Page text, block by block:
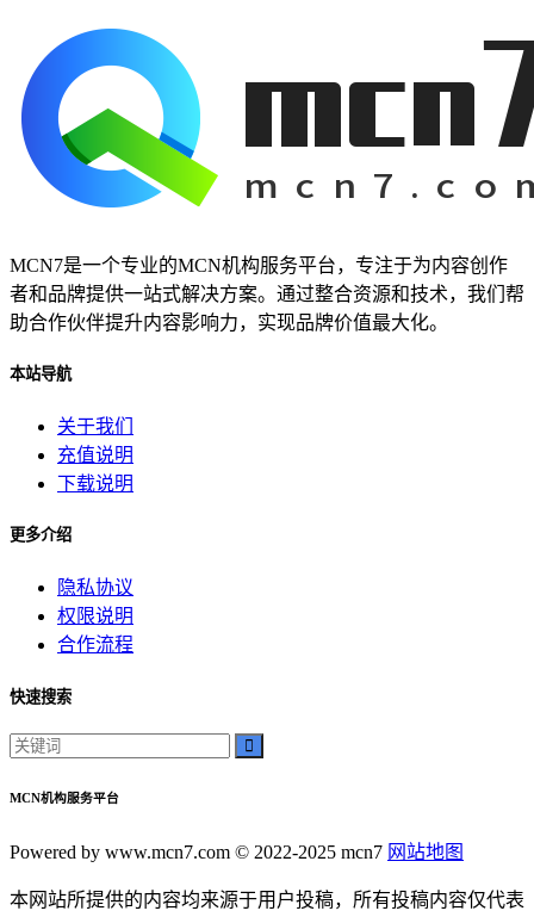
MCN7是一个专业的MCN机构服务平台，专注于为内容创作
者和品牌提供一站式解决方案。通过整合资源和技术，我们帮
助合作伙伴提升内容影响力，实现品牌价值最大化。
本站导航
关于我们
充值说明
下载说明
更多介绍
隐私协议
权限说明
合作流程
快速搜索
MCN机构服务平台
Powered by www.mcn7.com © 2022-2025 mcn7 网站地图
本网站所提供的内容均来源于用户投稿，所有投稿内容仅代表